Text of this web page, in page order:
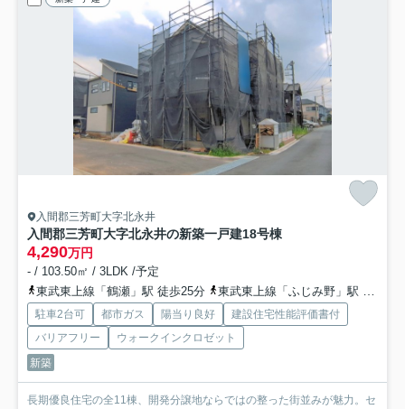
入間郡三芳町大字北永井
入間郡三芳町大字北永井の新築一戸建18号棟
4,290万円
- / 103.50㎡ / 3LDK /予定
東武東上線「鶴瀬」駅 徒歩25分
東武東上線「ふじみ野」駅 徒歩37分
駐車2台可 都市ガス 陽当り良好
建設住宅性能評価書付
バリアフリー
ウォークインクロゼット
新築
長期優良住宅の全11棟、開発分譲地ならではの整った街並みが魅力。セ